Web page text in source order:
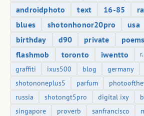
androidphoto
text 16-85
blues
shotonhonor20pro usa
birthday
d90 private poems
flashmob
toronto iwentto
graffiti
ixus500 blog germany
shotononeplus5
parfum
russia
shotongt5pro digital ixy
singapore
proverb sanfrancisco